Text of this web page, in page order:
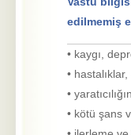
edilmemiş
• kaygı,
•
•
• kötü şans